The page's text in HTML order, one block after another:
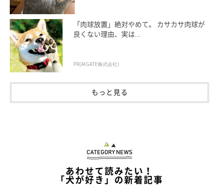
「肉球放置」絶対やめて。 カサカサ肉球が
良くない理由、実は...
PR(AIGATE株式会社)
もっと見る
あわせて読みたい！
「犬が好き」の新着記事